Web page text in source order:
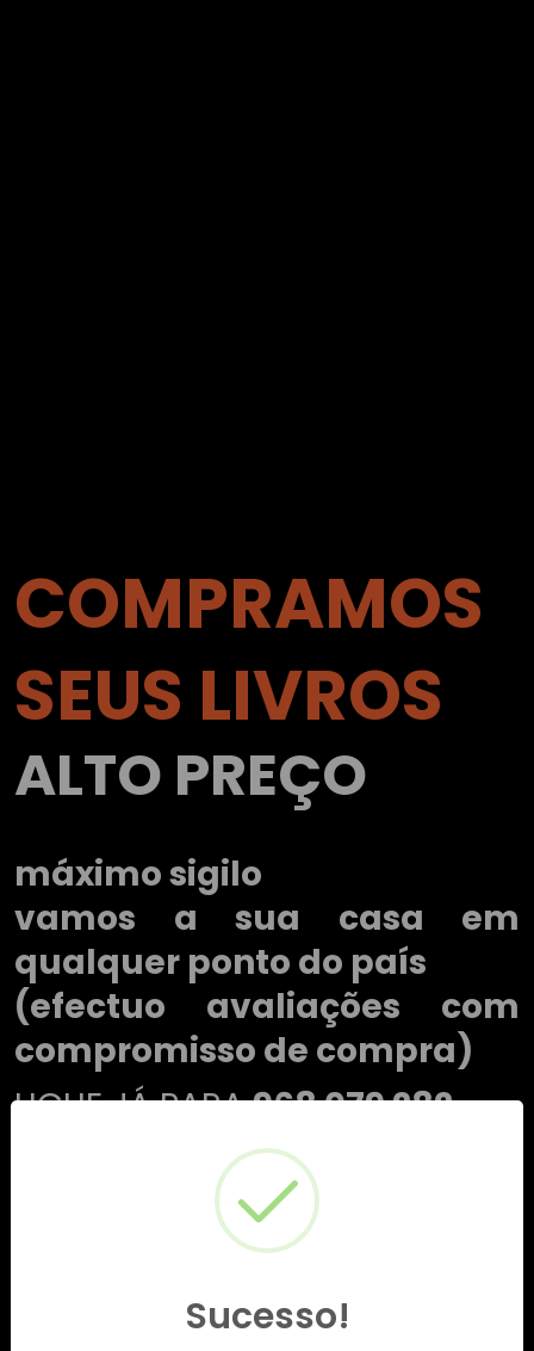
COMPRAMOS
SEUS LIVROS
ALTO PREÇO
máximo sigilo
vamos a sua casa em
qualquer ponto do país
(efectuo avaliações com
compromisso de compra)
LIGUE JÁ PARA968 079 282
Sucesso!